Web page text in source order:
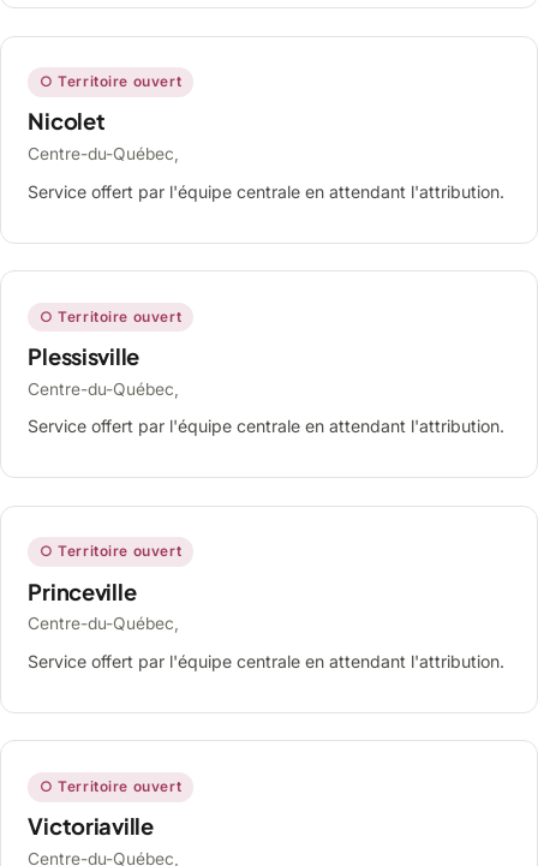
○ Territoire ouvert
Nicolet
Centre-du-Québec,
Service offert par l'équipe centrale en attendant l'attribution.
○ Territoire ouvert
Plessisville
Centre-du-Québec,
Service offert par l'équipe centrale en attendant l'attribution.
○ Territoire ouvert
Princeville
Centre-du-Québec,
Service offert par l'équipe centrale en attendant l'attribution.
○ Territoire ouvert
Victoriaville
Centre-du-Québec,